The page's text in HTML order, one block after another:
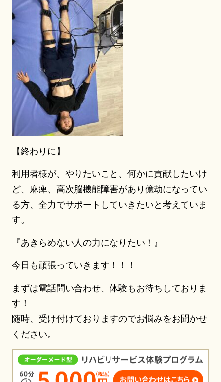
【終わりに】
利用者様が、やりたいこと、何かに貢献したいけ
ど、麻痺、高次脳機能障害があり億劫になってい
る方、全力でサポートしていきたいと考えていま
す。
『あきらめない人の力になりたい！』
今日も頑張っていきます！！！
まずは電話問い合わせ、体験もお待ちしておりま
す！
随時、受け付けておりますのでお悩みをお聞かせ
ください。